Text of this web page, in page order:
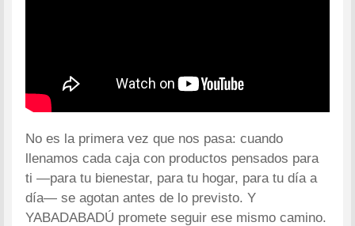
No es la primera vez que nos pasa: cuando
llenamos cada caja con productos pensados para
ti —para tu bienestar, para tu hogar, para tu día a
día— se agotan antes de lo previsto. Y
YABADABADÚ promete seguir ese mismo camino.